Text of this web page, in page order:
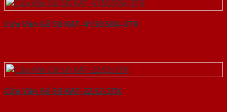
Cửa Vân Gỗ 5D KAT-41.50.50A-3TK
Cửa Vân Gỗ 5D KAT-22.52-2TK